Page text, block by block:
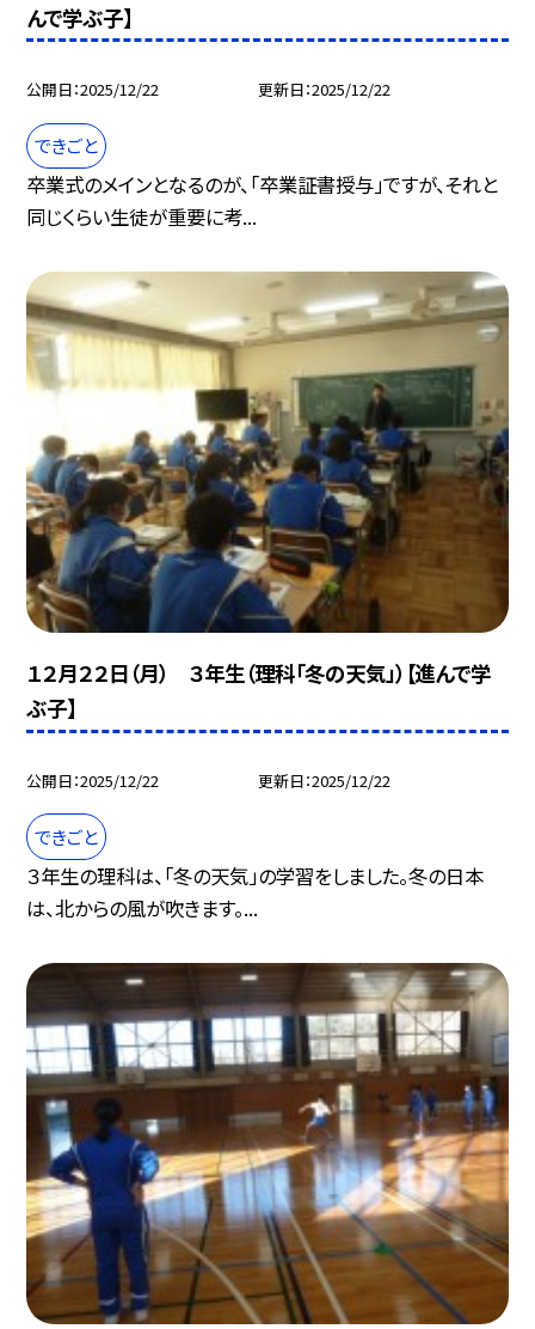
んで学ぶ子】
公開日 2025/12/22 更新日 2025/12/22
できごと
卒業式のメインとなるのが、「卒業証書授与」ですが、それと
同じくらい生徒が重要に考...
１２月２２日（月） ３年生（理科「冬の天気」）【進んで学
ぶ子】
公開日 2025/12/22 更新日 2025/12/22
できごと
３年生の理科は、「冬の天気」の学習をしました。冬の日本
は、北からの風が吹きます。...